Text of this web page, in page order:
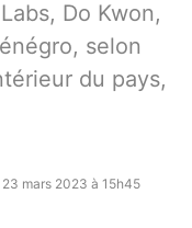
Do Kwon,
selon
du pays,
mars 2023 à 15h45